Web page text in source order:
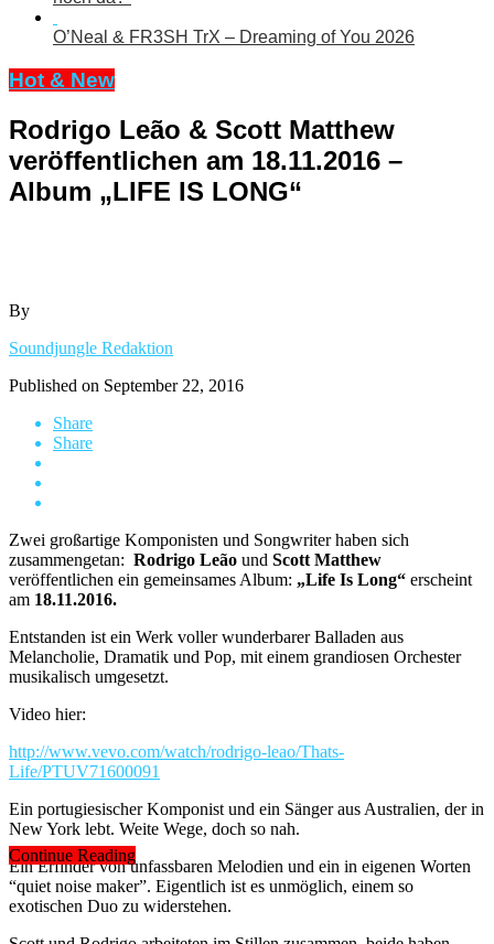
O’Neal & FR3SH TrX – Dreaming of You 2026
Hot & New
Rodrigo Leão & Scott Matthew
veröffentlichen am 18.11.2016 –
Album „LIFE IS LONG“
By
Soundjungle Redaktion
Published on September 22, 2016
Share
Share
Zwei großartige Komponisten und Songwriter haben sich
zusammengetan: Rodrigo Leão und Scott Matthew
veröffentlichen ein gemeinsames Album: „Life Is Long“ erscheint
am 18.11.2016.
Entstanden ist ein Werk voller wunderbarer Balladen aus
Melancholie, Dramatik und Pop, mit einem grandiosen Orchester
musikalisch umgesetzt.
Video hier:
http://www.vevo.com/watch/rodrigo-leao/Thats-
Life/PTUV71600091
Ein portugiesischer Komponist und ein Sänger aus Australien, der in
New York lebt. Weite Wege, doch so nah.
Ein Erfinder von unfassbaren Melodien und ein in eigenen Worten
“quiet noise maker”. Eigentlich ist es unmöglich, einem so
exotischen Duo zu widerstehen.
Continue Reading